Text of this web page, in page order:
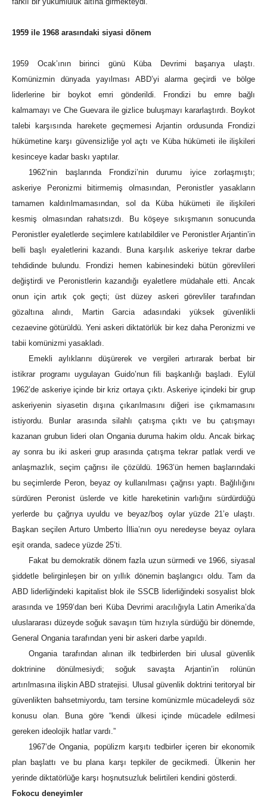
1959 ile 1968 arasındaki siyasi dönem
1959 Ocak’ının birinci günü Küba Devrimi başarıya ulaştı.
Komünizmin dünyada yayılması ABD’yi alarma geçirdi ve bölge
liderlerine bir boykot emri gönderildi. Frondizi bu emre bağlı
kalmamayı ve Che Guevara ile gizlice buluşmayı kararlaştırdı. Boykot
talebi karşısında harekete geçmemesi Arjantin ordusunda Frondizi
hükümetine karşı güvensizliğe yol açtı ve Küba hükümeti ile ilişkileri
kesinceye kadar baskı yaptılar.
1962’nin başlarında Frondizi’nin durumu iyice zorlaşmıştı;
askeriye Peronizmi bitirmemiş olmasından, Peronistler yasakların
tamamen kaldırılmamasından, sol da Küba hükümeti ile ilişkileri
kesmiş olmasından rahatsızdı. Bu köşeye sıkışmanın sonucunda
Peronistler eyaletlerde seçimlere katılabildiler ve Peronistler Arjantin’in
belli başlı eyaletlerini kazandı. Buna karşılık askeriye tekrar darbe
tehdidinde bulundu. Frondizi hemen kabinesindeki bütün görevlileri
değiştirdi ve Peronistlerin kazandığı eyaletlere müdahale etti. Ancak
onun için artık çok geçti; üst düzey askeri görevliler tarafından
gözaltına alındı, Martin Garcia adasındaki yüksek güvenlikli
cezaevine götürüldü. Yeni askeri diktatörlük bir kez daha Peronizmi ve
tabii komünizmi yasakladı.
Emekli aylıklarını düşürerek ve vergileri artırarak berbat bir
istikrar programı uygulayan Guido’nun fili başkanlığı başladı. Eylül
1962’de askeriye içinde bir kriz ortaya çıktı. Askeriye içindeki bir grup
askeriyenin siyasetin dışına çıkarılmasını diğeri ise çıkmamasını
istiyordu. Bunlar arasında silahlı çatışma çıktı ve bu çatışmayı
kazanan grubun lideri olan Ongania duruma hakim oldu. Ancak birkaç
ay sonra bu iki askeri grup arasında çatışma tekrar patlak verdi ve
anlaşmazlık, seçim çağrısı ile çözüldü. 1963’ün hemen başlarındaki
bu seçimlerde Peron, beyaz oy kullanılması çağrısı yaptı. Bağlılığını
sürdüren Peronist üslerde ve kitle hareketinin varlığını sürdürdüğü
yerlerde bu çağrıya uyuldu ve beyaz/boş oylar yüzde 21’e ulaştı.
Başkan seçilen Arturo Umberto İllia’nın oyu neredeyse beyaz oylara
eşit oranda, sadece yüzde 25’ti.
Fakat bu demokratik dönem fazla uzun sürmedi ve 1966, siyasal
şiddetle belirginleşen bir on yıllık dönemin başlangıcı oldu. Tam da
ABD liderliğindeki kapitalist blok ile SSCB liderliğindeki sosyalist blok
arasında ve 1959’dan beri Küba Devrimi aracılığıyla Latin Amerika’da
uluslararası düzeyde soğuk savaşın tüm hızıyla sürdüğü bir dönemde,
General Ongania tarafından yeni bir askeri darbe yapıldı.
Ongania tarafından alınan ilk tedbirlerden biri ulusal güvenlik
doktrinine dönülmesiydi; soğuk savaşta Arjantin’in rolünün
artırılmasına ilişkin ABD stratejisi. Ulusal güvenlik doktrini teritoryal bir
güvenlikten bahsetmiyordu, tam tersine komünizmle mücadeleydi söz
konusu olan. Buna göre “kendi ülkesi içinde mücadele edilmesi
gereken ideolojik hatlar vardı.”
1967’de Ongania, popülizm karşıtı tedbirler içeren bir ekonomik
plan başlattı ve bu plana karşı tepkiler de gecikmedi. Ülkenin her
yerinde diktatörlüğe karşı hoşnutsuzluk belirtileri kendini gösterdi.
Fokocu deneyimler